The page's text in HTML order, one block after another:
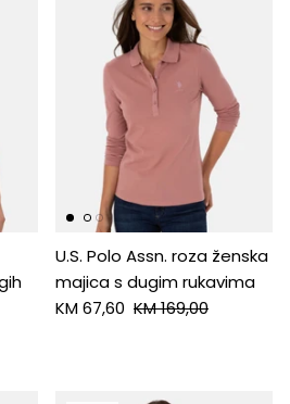
U.S. Polo Assn. roza ženska
majica s dugim rukavima
KM 67,60 KM 169,00